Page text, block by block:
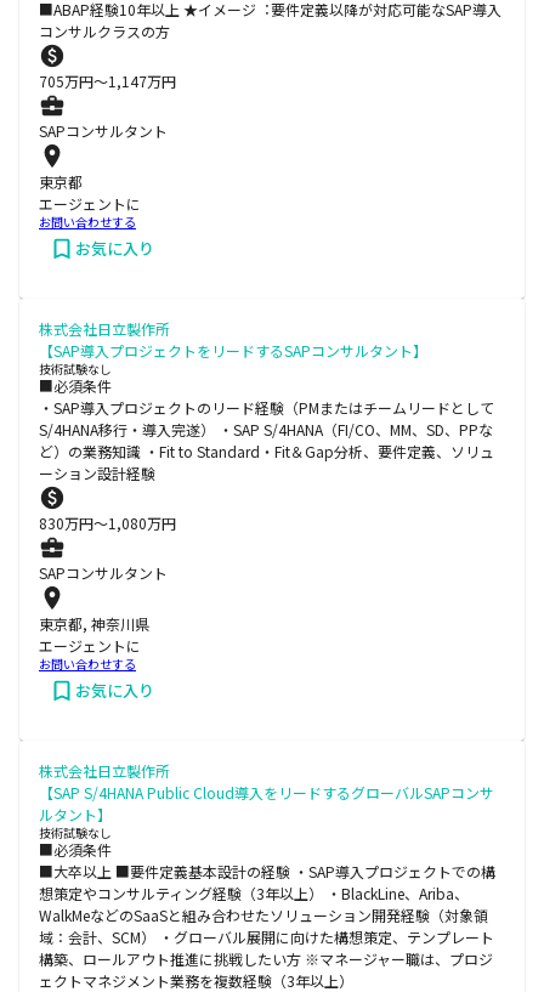
■ABAP経験10年以上 ★イメージ︓要件定義以降が対応可能なSAP導⼊
コンサルクラスの⽅
705万円〜1,147万円
SAPコンサルタント
東京都
エージェントに
お問い合わせする
お気に入り
株式会社日立製作所
【SAP導入プロジェクトをリードするSAPコンサルタント】
技術試験なし
■必須条件
・SAP導入プロジェクトのリード経験（PMまたはチームリードとして
S/4HANA移行・導入完遂） ・SAP S/4HANA（FI/CO、MM、SD、PPな
ど）の業務知識 ・Fit to Standard・Fit＆Gap分析、要件定義、ソリュ
ーション設計経験
830万円〜1,080万円
SAPコンサルタント
東京都, 神奈川県
エージェントに
お問い合わせする
お気に入り
株式会社日立製作所
【SAP S/4HANA Public Cloud導入をリードするグローバルSAPコンサ
ルタント】
技術試験なし
■必須条件
■大卒以上 ■要件定義基本設計の経験 ・SAP導入プロジェクトでの構
想策定やコンサルティング経験（3年以上） ・BlackLine、Ariba、
WalkMeなどのSaaSと組み合わせたソリューション開発経験（対象領
域：会計、SCM） ・グローバル展開に向けた構想策定、テンプレート
構築、ロールアウト推進に挑戦したい方 ※マネージャー職は、プロジ
ェクトマネジメント業務を複数経験（3年以上）